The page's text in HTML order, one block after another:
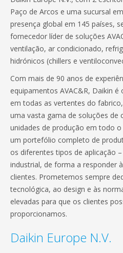
Paço de Arcos e uma sucursal
presença global em 145 países,
fornecedor líder de soluções
ventilação, ar condicionado,
hidrónicos (chillers e
Com mais de 90 anos de
equipamentos AVAC&R, Daikin
em todas as vertentes do
uma vasta gama de soluções de
unidades de produção em todo
um portefólio completo de
os diferentes tipos de aplicação
industrial, de forma a responder
clientes. Prometemos sempre
tecnológica, ao design e às
elevadas para que os clientes
proporcionamos.
Daikin Europe N.V.